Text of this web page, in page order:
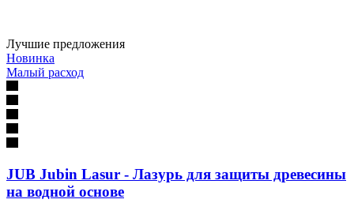
Лучшие предложения
Новинка
Малый расход
JUB Jubin Lasur - Лазурь для защиты древесины
на водной основе